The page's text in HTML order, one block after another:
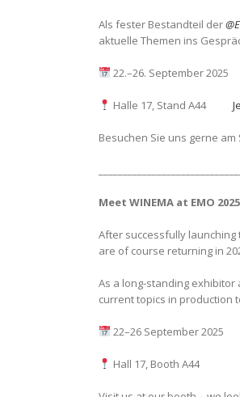
Als fester Bestandteil der
aktuelle Themen ins
22.–26. September 2025
Halle 17, Stand A44
Besuchen Sie uns gerne
Meet WINEMA at EMO 2025
After successfully launching
are of course returning in
As a long-standing exhibitor
current topics in production
22–26 September 2025
Hall 17, Booth A44